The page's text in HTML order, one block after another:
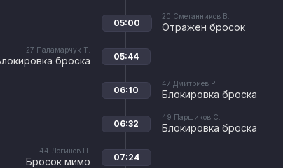
20 Сметанников В.
Отражен бросок
05:00
27 Паламарчук Т.
броска 05:44
47 Дмитриев Р.
Блокировка броска
06:10
49 Паршиков С.
Блокировка броска
06:32
44 Логинов П.
Бросок мимо 07:24